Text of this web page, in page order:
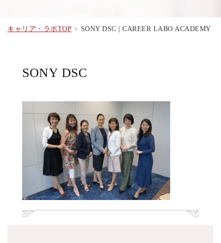
キャリア・ラボTOP SONY DSC | CAREER LABO ACADEMY
SONY DSC